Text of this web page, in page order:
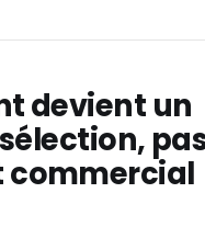
devient un